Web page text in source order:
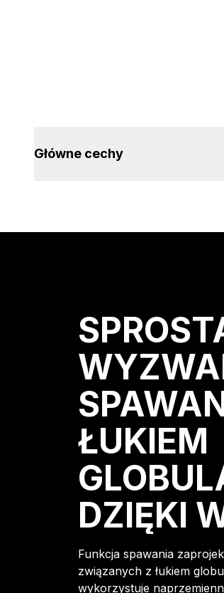
Główne cechy
ŁUKIEM
DZIĘKI
Funkcja spawania
związanych z łukiem
wykorzystuje